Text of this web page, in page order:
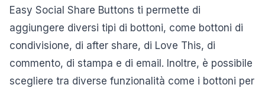
Easy Social Share Buttons ti permette di
aggiungere diversi tipi di bottoni, come bottoni di
condivisione, di after share, di Love This, di
commento, di stampa e di email. Inoltre, è possibile
scegliere tra diverse funzionalità come i bottoni per